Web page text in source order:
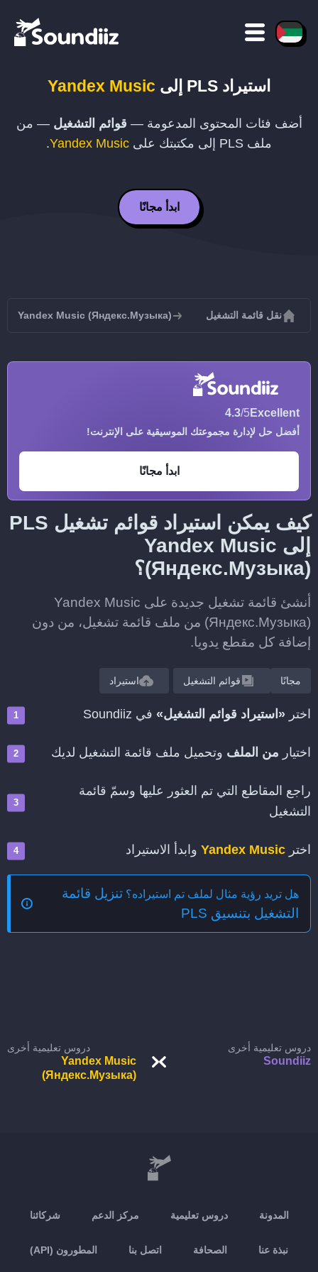
استيراد PLS إلى Yandex Music
أضف فئات المحتوى المدعومة — قوائم التشغيل — من
ملف PLS إلى مكتبتك على Yandex Music
.
ابدأ مجانًا
نقل قائمة التشغيل Yandex Music (Яндекс.Музыка)
Excellent
4.3/5
أفضل حل لإدارة مجموعتك الموسيقية على الإنترنت!
ابدأ مجانًا
كيف يمكن استيراد قوائم تشغيل PLS
إلى Yandex Music
(Яндекс.Музыка)؟
أنشئ قائمة تشغيل جديدة على Yandex Music
(Яндекс.Музыка) من ملف قائمة تشغيل، من دون
إضافة كل مقطع يدويا.
مجانًا قوائم التشغيل استيراد
اختر «استيراد قوائم التشغيل» في Soundiiz
اختيار من الملف وتحميل ملف قائمة التشغيل لديك
راجع المقاطع التي تم العثور عليها وسمّ قائمة
التشغيل
اختر Yandex Music وابدأ الاستيراد
هل تريد رؤية مثال لملف تم استيراده؟ تنزيل قائمة
التشغيل بتنسيق PLS
دروس تعليمية أخرى
Soundiiz
دروس تعليمية أخرى
Yandex Music
(Яндекс.Музыка)
المدونة دروس تعليمية مركز الدعم شركائنا
نبذة عنا الصحافة اتصل بنا المطورون (API)